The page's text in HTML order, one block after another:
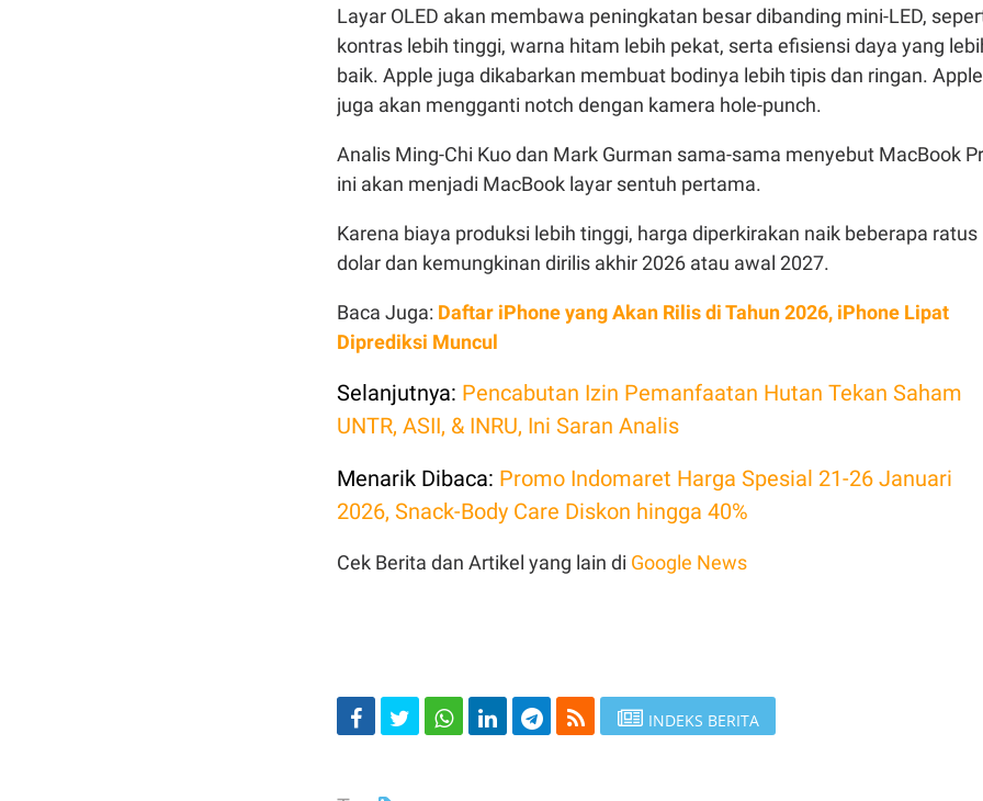
Layar OLED akan membawa peningkatan besar dibanding mini-LED,
kontras lebih tinggi, warna hitam lebih pekat, serta efisiensi daya yang
baik. Apple juga dikabarkan membuat bodinya lebih tipis dan ringan. Apple
juga akan mengganti notch dengan kamera hole-punch.
Analis Ming-Chi Kuo dan Mark Gurman sama-sama menyebut MacBook
ini akan menjadi MacBook layar sentuh pertama.
Karena biaya produksi lebih tinggi, harga diperkirakan naik beberapa ratus
dolar dan kemungkinan dirilis akhir 2026 atau awal 2027.
Baca Juga: Daftar iPhone yang Akan Rilis di Tahun 2026, iPhone Lipat
Diprediksi Muncul
Selanjutnya: Pencabutan Izin Pemanfaatan Hutan Tekan Saham
UNTR, ASII, & INRU, Ini Saran Analis
Menarik Dibaca: Promo Indomaret Harga Spesial 21-26 Januari
2026, Snack-Body Care Diskon hingga 40%
Cek Berita dan Artikel yang lain di Google News
INDEKS BERITA